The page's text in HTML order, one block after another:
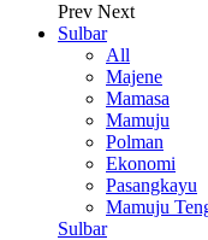
Prev Next
Sulbar
All
Majene
Mamasa
Mamuju
Polman
Ekonomi
Pasangkayu
Mamuju
Sulbar